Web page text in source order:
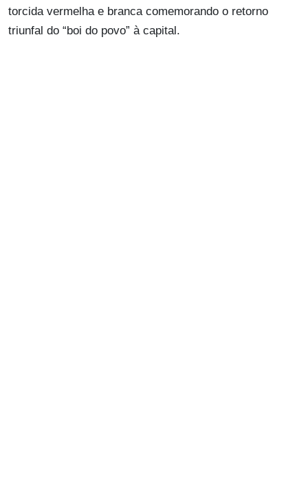
torcida vermelha e branca comemorando o retorno
triunfal do “boi do povo” à capital.